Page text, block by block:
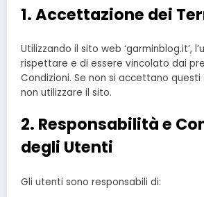
1. Accettazione dei
Utilizzando il sito web ‘garminblog.it’,
rispettare e di essere vincolato dai
Condizioni. Se non si accettano
non utilizzare il sito.
2. Responsabilità e
degli Utenti
Gli utenti sono responsabili di: